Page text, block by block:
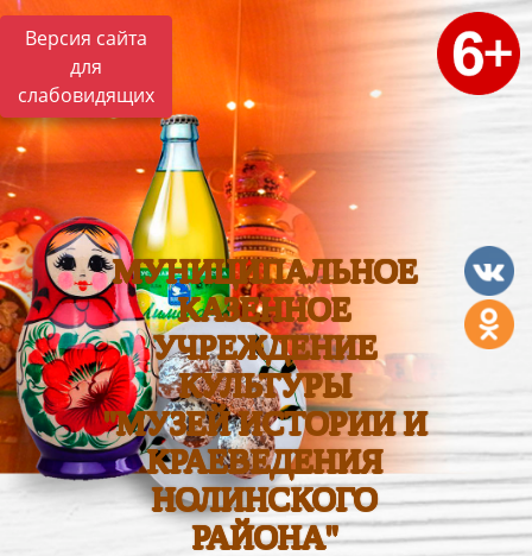
Версия сайта
для
слабовидящих
МУНИЦИПАЛЬНОЕ
КАЗЕННОЕ
УЧРЕЖДЕНИЕ
КУЛЬТУРЫ
"МУЗЕЙ ИСТОРИИ И
КРАЕВЕДЕНИЯ
НОЛИНСКОГО
РАЙОНА"